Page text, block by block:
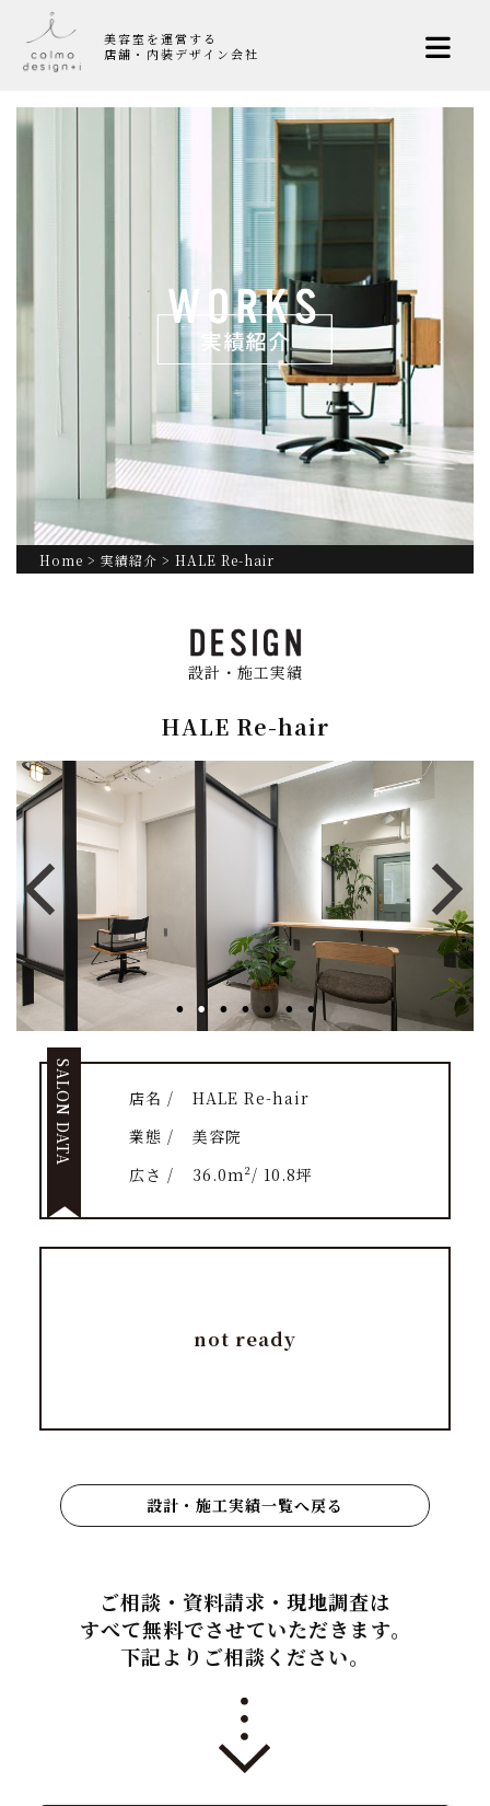
美容室を運営する
店舗・内装デザイン会社
Home > 実績紹介 > HALE Re-hair
設計・施工実績
HALE Re-hair
SALON DATA 店名 /
HALE Re-hair
業態 /
美容院
広さ /
36.0m²/ 10.8坪
not ready
設計・施工実績一覧へ戻る
ご相談・資料請求・現地調査は
すべて無料でさせていただきます。
下記よりご相談ください。